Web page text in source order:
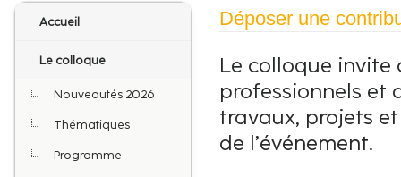
Menu
l'événement
Accueil
Le colloque
Nouveautés 2026
Thématiques
Programme
Déposer une
Le colloque invite
professionnels et
travaux, projets
de l’événement.